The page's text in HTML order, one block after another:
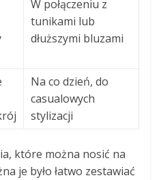
W połączeniu z
tunikami lub
dłuższymi bluzami
Na co dzień, do
casualowych
stylizacji
które można nosić na
je było łatwo zestawiać